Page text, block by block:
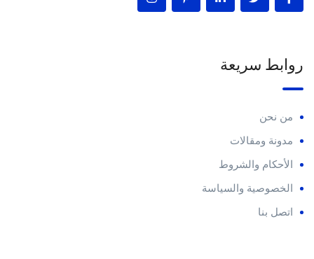
روابط سريعة
من نحن
مدونة ومقالات
الأحكام والشروط
الخصوصية والسياسة
اتصل بنا